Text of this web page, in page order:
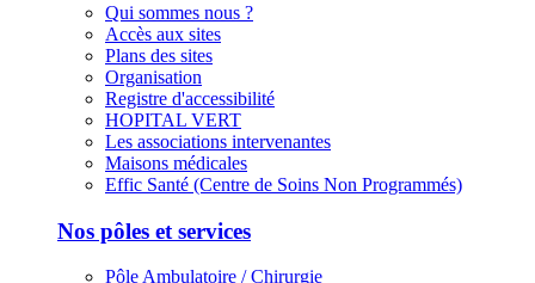
Qui sommes nous ?
Accès aux sites
Plans des sites
Organisation
Registre d'accessibilité
HOPITAL VERT
Les associations intervenantes
Maisons médicales
Effic Santé (Centre de Soins Non Programmés)
Nos pôles et services
Pôle Ambulatoire / Chirurgie